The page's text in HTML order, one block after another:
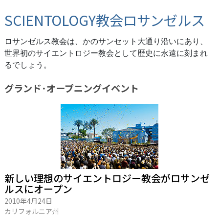
SCIENTOLOGY教会ロサンゼルス
ロサンゼルス教会は、かのサンセット大通り沿いにあり、
世界初のサイエントロジー教会として歴史に永遠に刻まれ
るでしょう。
グランド･オープニングイベント
新しい理想のサイエントロジー教会がロサンゼ
ルスにオープン
2010年4月24日
カリフォルニア州